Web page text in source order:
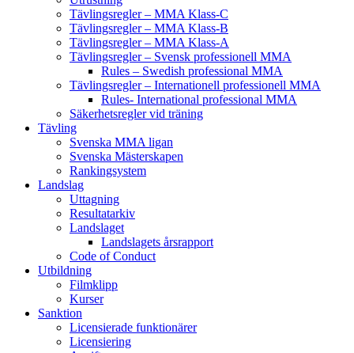
Tävlingsregler – MMA Klass-C
Tävlingsregler – MMA Klass-B
Tävlingsregler – MMA Klass-A
Tävlingsregler – Svensk professionell MMA
Rules – Swedish professional MMA
Tävlingsregler – Internationell professionell MMA
Rules- International professional MMA
Säkerhetsregler vid träning
Tävling
Svenska MMA ligan
Svenska Mästerskapen
Rankingsystem
Landslag
Uttagning
Resultatarkiv
Landslaget
Landslagets årsrapport
Code of Conduct
Utbildning
Filmklipp
Kurser
Sanktion
Licensierade funktionärer
Licensiering